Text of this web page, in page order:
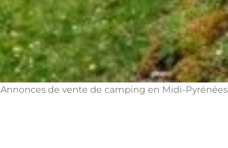
Annonces de vente de camping en Midi-Pyrénées